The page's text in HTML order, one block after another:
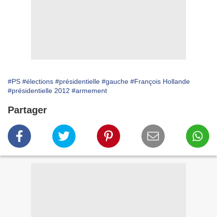
#PS #élections #présidentielle #gauche #François Hollande
#présidentielle 2012 #armement
Partager